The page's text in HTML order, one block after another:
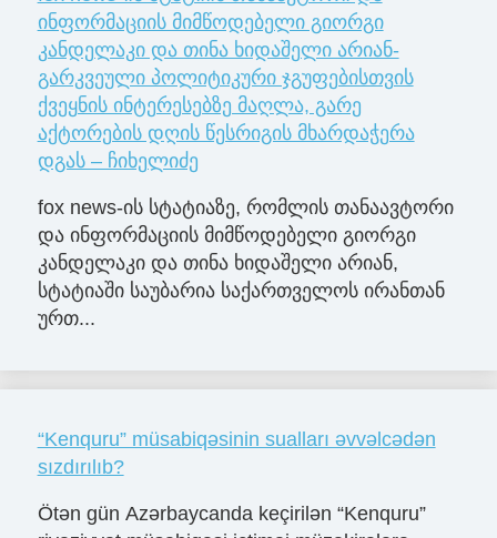
ინფორმაციის მიმწოდებელი გიორგი
კანდელაკი და თინა ხიდაშელი არიან-
გარკვეული პოლიტიკური ჯგუფებისთვის
ქვეყნის ინტერესებზე მაღლა, გარე
აქტორების დღის წესრიგის მხარდაჭერა
დგას – ჩიხელიძე
fox news-ის სტატიაზე, რომლის თანაავტორი
და ინფორმაციის მიმწოდებელი გიორგი
კანდელაკი და თინა ხიდაშელი არიან,
სტატიაში საუბარია საქართველოს ირანთან
ურთ...
“Kenquru” müsabiqəsinin sualları əvvəlcədən
sızdırılıb?
Ötən gün Azərbaycanda keçirilən “Kenquru”